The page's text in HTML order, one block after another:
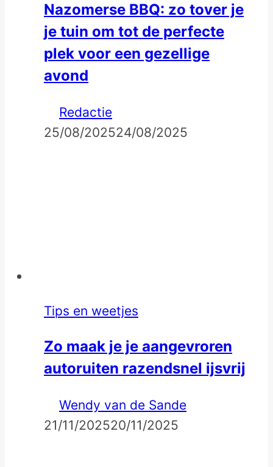
Nazomerse BBQ: zo tover je
je tuin om tot de perfecte
plek voor een gezellige
avond
Redactie
25/08/202524/08/2025
Tips en weetjes
Zo maak je je aangevroren
autoruiten razendsnel ijsvrij
Wendy van de Sande
21/11/202520/11/2025